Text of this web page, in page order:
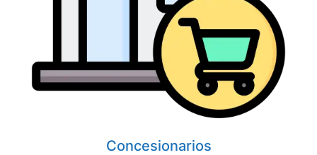
Concesionarios